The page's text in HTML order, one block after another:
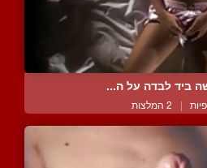
ביד לבדה על ה...
| 2 המלצות